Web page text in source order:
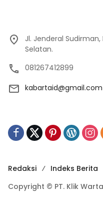
Jl. Jenderal
Selatan.
081267412899
kabartaid@gmail.com
Redaksi Indeks Berita
Copyright © PT. Klik